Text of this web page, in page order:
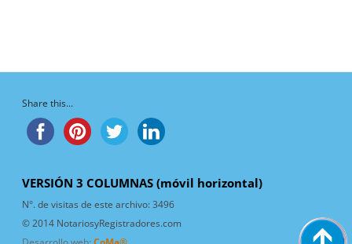
Share this...
VERSIÓN 3 COLUMNAS (móvil horizontal)
N°. de visitas de este archivo:3496
© 2014 NotariosyRegistradores.com